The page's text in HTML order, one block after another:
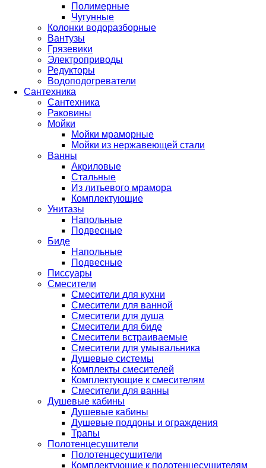
Полимерные
Чугунные
Колонки водоразборные
Вантузы
Грязевики
Электроприводы
Редукторы
Водоподогреватели
Сантехника
Сантехника
Раковины
Мойки
Мойки мраморные
Мойки из нержавеющей стали
Ванны
Акриловые
Стальные
Из литьевого мрамора
Комплектующие
Унитазы
Напольные
Подвесные
Биде
Напольные
Подвесные
Писсуары
Смесители
Смесители для кухни
Смесители для ванной
Смесители для душа
Смесители для биде
Смесители встраиваемые
Смесители для умывальника
Душевые системы
Комплекты смесителей
Комплектующие к смесителям
Смесители для ванны
Душевые кабины
Душевые кабины
Душевые поддоны и ограждения
Трапы
Полотенцесушители
Полотенцесушители
Комплектующие к полотенцесушителям